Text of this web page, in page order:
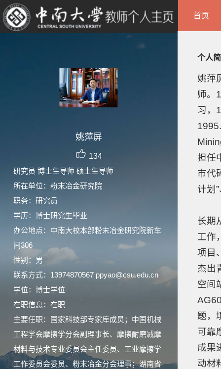
姚萍屏
134
研究员 博士生导师 硕士生导师
所在单位：粉末冶金研究院
职务：研究员
学历：博士研究生毕业
办公地点：中南大校本部粉末冶金研究院新车
间306
性别：男
联系方式：13974870567 ppyao@csu.edu.cn
学位：博士学位
在职信息：在职
主要任职：国家科技部专家库成员；中国机械
工程学会摩擦学分会副理事长、摩擦耐磨减摩
材料与技术专业委员会主任委员、工业摩擦学
工作委员会委员、粉末冶金分会理事；湖南省
首页
个人
姚萍
师。
习，
担任
市代
计划
长期
工作
项目
杰出
空间
题，
可靠
成果
动材